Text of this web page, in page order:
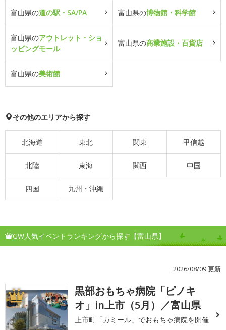
富山県の道の駅・SA/PA 富山県の博物館・科学館
富山県のアウトレット・ショ
ッピングモール
富山県の商業施設・百貨店
富山県の美術館
その他のエリアから探す
北海道 東北 関東 甲信越
北陸 東海 関西 中国
四国 九州・沖縄
GW人気イベントランキングから探す【富山県】
2026/08/09 更新
1
黒部おもちゃ病院「ピノキ
オ」in上市（5月）／富山県
上市町「カミール」でおもちゃ病院を開催